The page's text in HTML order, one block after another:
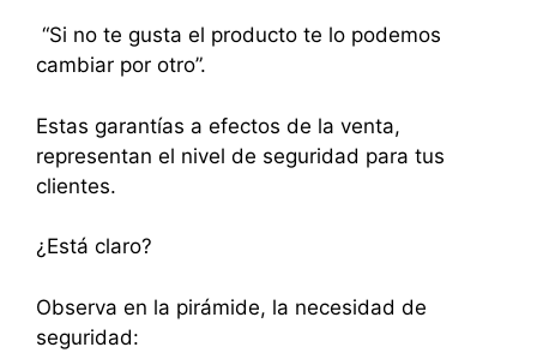
“Si no te gusta el producto te lo podemos
cambiar por otro”.
Estas garantías a efectos de la venta,
representan el nivel de seguridad para tus
clientes.
¿Está claro?
Observa en la pirámide, la necesidad de
seguridad: